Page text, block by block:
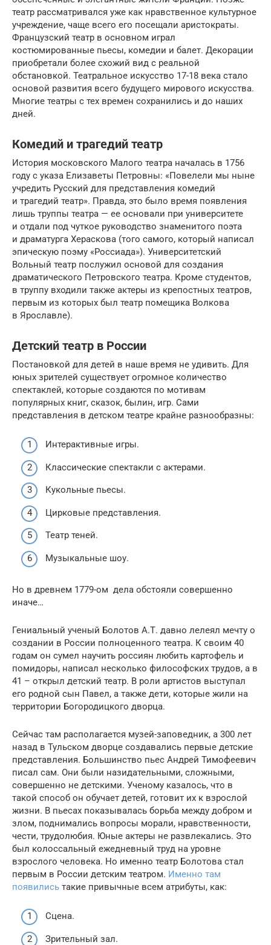
театр рассматривался уже как нравственное культурное
учреждение, чаще всего его посещали аристократы.
Французский театр в основном играл
костюмированные пьесы, комедии и балет. Декорации
приобретали более схожий вид с реальной
обстановкой. Театральное искусство 17-18 века стало
основой развития всего будущего мирового искусства.
Многие театры с тех времен сохранились и до наших
дней.
Комедий и трагедий театр
История московского Малого театра началась в 1756
году с указа Елизаветы Петровны: «Повелели мы ныне
учредить Русский для представления комедий
и трагедий театр». Правда, это было время появления
лишь труппы театра — ее основали при университете
и отдали под чуткое руководство знаменитого поэта
и драматурга Хераскова (того самого, который написал
эпическую поэму «Россиада»). Университетский
Вольный театр послужил основой для создания
драматического Петровского театра. Кроме студентов,
в труппу входили также актеры из крепостных театров,
первым из которых был театр помещика Волкова
в Ярославле).
Детский театр в России
Постановкой для детей в наше время не удивить. Для
юных зрителей существует огромное количество
спектаклей, которые создаются по мотивам
популярных книг, сказок, былин, игр. Сами
представления в детском театре крайне разнообразны:
Интерактивные игры.
Классические спектакли с актерами.
Кукольные пьесы.
Цирковые представления.
Театр теней.
Музыкальные шоу.
Но в древнем 1779-ом дела обстояли совершенно
иначе…
Гениальный ученый Болотов А.Т. давно лелеял мечту о
создании в России полноценного театра. К своим 40
годам он сумел научить россиян любить картофель и
помидоры, написал несколько философских трудов, а в
41 – открыл детский театр. В роли артистов выступал
его родной сын Павел, а также дети, которые жили на
территории Богородицкого дворца.
Сейчас там располагается музей-заповедник, а 300 лет
назад в Тульском дворце создавались первые детские
представления. Большинство пьес Андрей Тимофеевич
писал сам. Они были назидательными, сложными,
совершенно не детскими. Ученому казалось, что в
такой способ он обучает детей, готовит их к взрослой
жизни. В пьесах показывалась борьба между добром и
злом, поднимались вопросы морали, нравственности,
чести, трудолюбия. Юные актеры не развлекались. Это
был колоссальный ежедневный труд на уровне
взрослого человека. Но именно театр Болотова стал
первым в России детским театром. Именно там
появились такие привычные всем атрибуты, как:
Сцена.
Зрительный зал.